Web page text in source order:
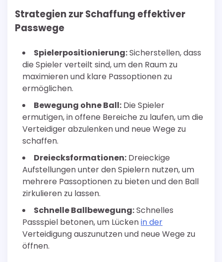
Strategien zur Schaffung effektiver
Passwege
Spielerpositionierung:Sicherstellen, dass
die Spieler verteilt sind, um den Raum zu
maximieren und klare Passoptionen zu
ermöglichen.
Bewegung ohne Ball: Die Spieler
ermutigen, in offene Bereiche zu laufen, um die
Verteidiger abzulenken und neue Wege zu
schaffen.
Dreiecksformationen: Dreieckige
Aufstellungen unter den Spielern nutzen, um
mehrere Passoptionen zu bieten und den Ball
zirkulieren zu lassen.
Schnelle Ballbewegung:Schnelles
Passspiel betonen, um Lückenin der
Verteidigung auszunutzen und neue Wege zu
öffnen.